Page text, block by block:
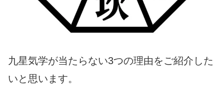
九星気学が当たらない3つの理由をご紹介した
いと思います。